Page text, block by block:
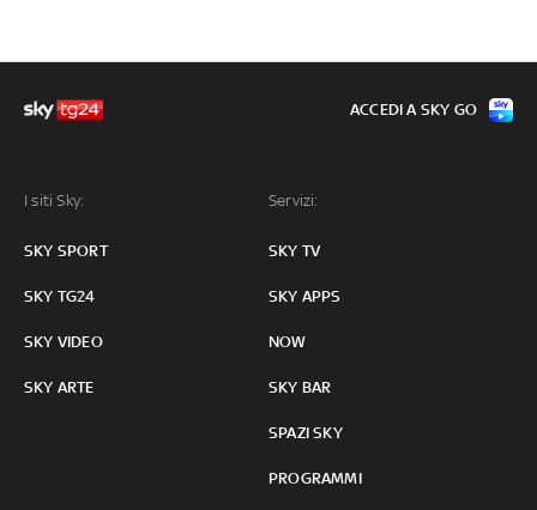
I siti Sky:
SKY SPORT
SKY TG24
SKY VIDEO
SKY ARTE
Servizi:
SKY TV
SKY APPS
NOW
SKY BAR
SPAZI SKY
PROGRAMMI
ACCEDI A SKY GO